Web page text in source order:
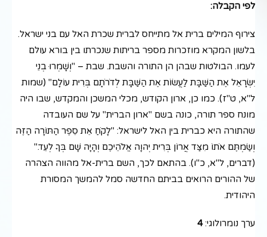
לפי הקבלה:
צירוף המילים ברית אל מתייחס לברית שכרת האל עם בני ישראל.
בלשון המקרא מוזכרות מספר בריתות שנכרתו בין בורא עולם
לעמו. הבולטות שבהן הן התורה והשבת. שבת – "וְשָׁמְרוּ בְנֵי
יִשְׂרָאֵל אֶת הַשַּׁבָּת לַעֲשׂוֹת אֶת הַשַּׁבָּת לְדֹרֹתָם בְּרִית עוֹלָם" (שמות
ל"א, ט"ז). כמו כן, ארון הקודש, מכלי המשכן והמקדש, שבו היה
מונח ספר תורה, כונה בשם "ארון הברית" על שם העובדה
שהתורה היא כברית בין האל לישראל: "לָקֹחַ אֵת סֵפֶר הַתּוֹרָה הַזֶּה
וְשַׂמְתֶּם אֹתוֹ מִצַּד אֲרוֹן בְּרִית יְהוָה אֱלֹהֵיכֶם וְהָיָה שָׁם בְּךָ לְעֵד."
(דברים, ל"א, כ"ו). בהתאם לכך, השם ברית-אל מהווה הצהרה
של ההורים הרואים בביתם החדשה סמל להמשך המסורת
היהודית.
ערך נומרולוגי:4